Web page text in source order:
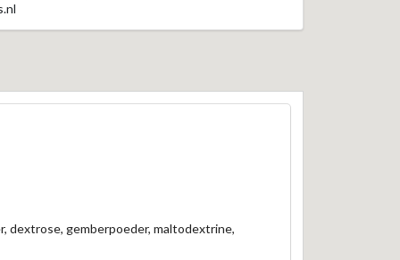
dextrose, gemberpoeder, maltodextrine,